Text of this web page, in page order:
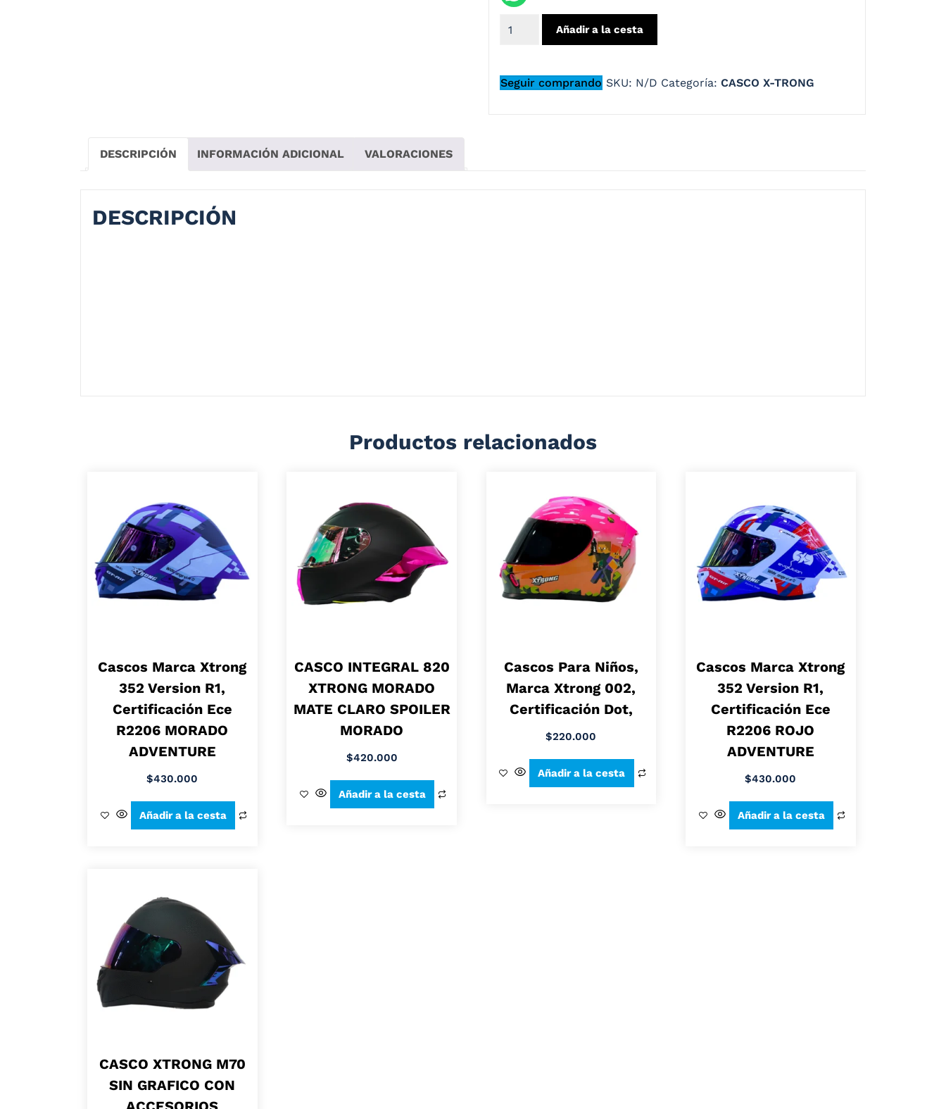
Añadir a la cesta
Seguir comprando SKU: N/D Categoría: CASCO X-TRONG
DESCRIPCIÓN INFORMACIÓN ADICIONAL VALORACIONES
DESCRIPCIÓN
Productos relacionados
Cascos Marca Xtrong
352 Version R1,
Certificación Ece
R2206 MORADO
ADVENTURE
$430.000
Añadir a la cesta
CASCO INTEGRAL 820
XTRONG MORADO
MATE CLARO SPOILER
MORADO
$420.000
Añadir a la cesta
Cascos Para Niños,
Marca Xtrong 002,
Certificación Dot,
$220.000
Añadir a la cesta
Cascos Marca Xtrong
352 Version R1,
Certificación Ece
R2206 ROJO
ADVENTURE
$430.000
Añadir a la cesta
CASCO XTRONG M70
SIN GRAFICO CON